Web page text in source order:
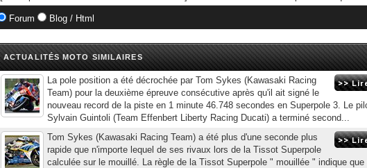
Forum Blog / Html
ACTUALITÉS MOTO SIMILAIRES
La pole position a été décrochée par Tom Sykes (Kawasaki Racing
Team) pour la deuxième épreuve consécutive après qu'il ait signé le
nouveau record de la piste en 1 minute 46.748 secondes en Superpole 3. Le
Sylvain Guintoli (Team Effenbert Liberty Racing Ducati) a terminé second...
Tom Sykes (Kawasaki Racing Team) a été plus d'une seconde plus
rapide que n'importe lequel de ses rivaux lors de la Tissot Superpole
calculée sur le mouillé. La règle de la Tissot Superpole " mouillée " indique que